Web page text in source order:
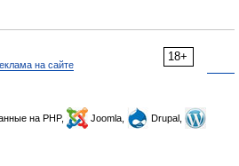
18+
на сайте
на PHP, Joomla,
Drupal,